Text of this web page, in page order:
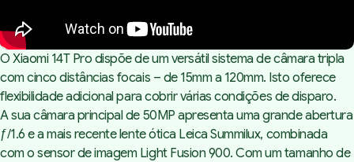
O Xiaomi 14T Pro dispõe de um versátil sistema de câmara tripla
com cinco distâncias focais – de 15mm a 120mm. Isto oferece
flexibilidade adicional para cobrir várias condições de disparo.
A sua câmara principal de 50MP apresenta uma grande abertura
ƒ/1.6 e a mais recente lente ótica Leica Summilux, combinada
com o sensor de imagem Light Fusion 900. Com um tamanho de